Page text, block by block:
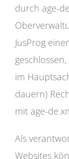
durch age-
JusProg
im
dauern)
mit age-
Als
Websites